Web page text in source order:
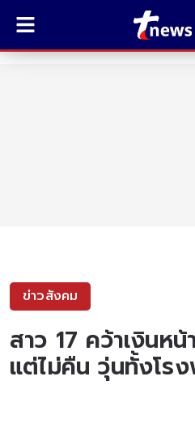
ข่าวสังคม
สาว 17 คว้าเงินห
แต่ไม่คืน วุ่นทั้งโร